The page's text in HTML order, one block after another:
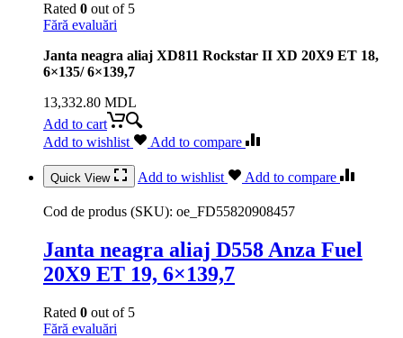
Rated 0 out of 5
Fără evaluări
Janta neagra aliaj XD811 Rockstar II XD 20X9 ET 18,
6×135/ 6×139,7
13,332.80 MDL
Add to cart
Add to wishlist
Add to compare
Quick View Add to wishlist Add to compare
Cod de produs (SKU): oe_FD55820908457
Janta neagra aliaj D558 Anza Fuel
20X9 ET 19, 6×139,7
Rated 0 out of 5
Fără evaluări